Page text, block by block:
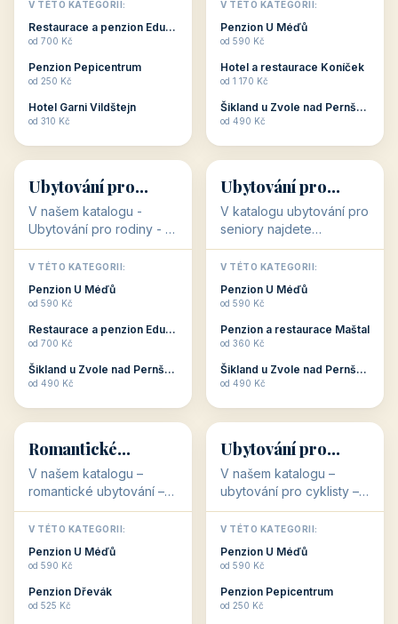
dovolenou přímo
souvisejí. Aktivní
odpočinek jso...
V TÉTO KATEGORII:
Restaurace a penzion Eduard
od 700 Kč
Penzion Pepicentrum
od 250 Kč
Hotel Garni Vildštejn
od 310 Kč
cenově dostupné
ubytování v ČR. Budete
c...
V TÉTO KATEGORII:
Penzion U Méďů
od 590 Kč
Hotel a restaurace Koníček
od 1 170 Kč
Šikland u Zvole nad Pernštejnem
od 490 Kč
👨‍👩‍👧‍👦
👨‍👩‍👧‍👦
34 objektů
Ubytování pro
rodiny
V našem katalogu -
Ubytování pro rodiny -
jsou pro Vás připraveny
objekty, které svojí
polohou či vybaveností,
nabízí klidné ubytování
V TÉTO KATEGORII:
Penzion U Méďů
od 590 Kč
Restaurace a penzion Eduard
od 700 Kč
Šikland u Zvole nad Pernštejnem
od 490 Kč
🧓
🧓
33 objektů
Ubytování pro
seniory
V katalogu ubytování pro
seniory najdete
penziony a hotely, které
jsou přizpůsobeny pro
ubytování klientů vyššího
věku. Některé z nich
V TÉTO KATEGORII:
Penzion U Méďů
od 590 Kč
Penzion a restaurace Maštal
od 360 Kč
Šikland u Zvole nad Pernštejnem
od 490 Kč
💕
💕
Romantické
ubytování
V našem katalogu –
romantické ubytování –
jsou pro Vás připraveny
objekty, které svojí
stavbou, polohou anebo
zaměřením nabízí
Romantické ...
V TÉTO KATEGORII:
Penzion U Méďů
od 590 Kč
Penzion Dřevák
od 525 Kč
🚴
🚴
32 objektů
Ubytování pro
cyklisty
V našem katalogu –
ubytování pro cyklisty –
jsou pro Vás připraveny
objekty, které jsou na
milovníky cykloturistiky
připraveny. Většinou mají
V TÉTO KATEGORII:
Penzion U Méďů
od 590 Kč
Penzion Pepicentrum
od 250 Kč